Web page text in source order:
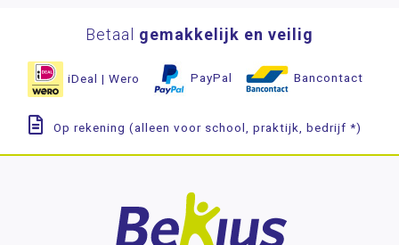
Betaal gemakkelijk en veilig
iDeal | Wero PayPal Bancontact
Op rekening (alleen voor school, praktijk, bedrijf *)